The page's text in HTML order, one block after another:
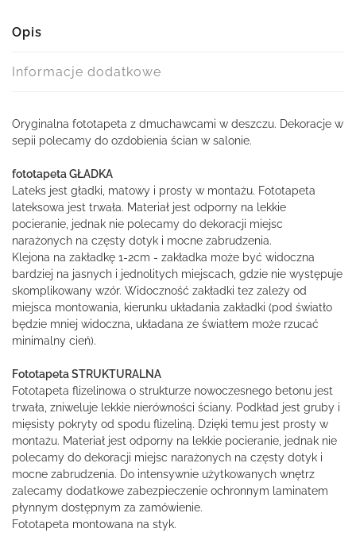
Opis
Informacje dodatkowe
Oryginalna fototapeta z dmuchawcami w deszczu. Dekoracje w
sepii polecamy do ozdobienia ścian w salonie.
fototapeta GŁADKA
Lateks jest gładki, matowy i prosty w montażu. Fototapeta
lateksowa jest trwała. Materiał jest odporny na lekkie
pocieranie, jednak nie polecamy do dekoracji miejsc
narażonych na częsty dotyk i mocne zabrudzenia.
Klejona na zakładkę 1-2cm - zakładka może być widoczna
bardziej na jasnych i jednolitych miejscach, gdzie nie występuje
skomplikowany wzór. Widoczność zakładki tez zależy od
miejsca montowania, kierunku układania zakładki (pod światło
będzie mniej widoczna, układana ze światłem może rzucać
minimalny cień).
Fototapeta STRUKTURALNA
Fototapeta flizelinowa o strukturze nowoczesnego betonu jest
trwała, zniweluje lekkie nierówności ściany. Podkład jest gruby i
mięsisty pokryty od spodu flizeliną. Dzięki temu jest prosty w
montażu. Materiał jest odporny na lekkie pocieranie, jednak nie
polecamy do dekoracji miejsc narażonych na częsty dotyk i
mocne zabrudzenia. Do intensywnie użytkowanych wnętrz
zalecamy dodatkowe zabezpieczenie ochronnym laminatem
płynnym dostępnym za zamówienie.
Fototapeta montowana na styk.